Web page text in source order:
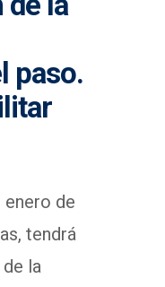
paso.
enero de
tendrá
la